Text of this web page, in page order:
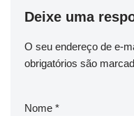
Deixe uma
O seu endereço de e-
obrigatórios são
Nome *